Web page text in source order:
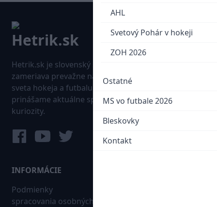
AHL
Svetový Pohár v hokeji
ZOH 2026
Ostatné
MS vo futbale 2026
Bleskovky
Kontakt
Hetrik.sk je slovenský športový portál, ktorý sa
zameriava prevažne na najnovšie informácie zo
sveta hokeja a futbalu. Pravidelne na dennej báze
prinášame aktuálne správy, góly, zaujímavosti a
kuriozity.
INFORMÁCIE
Podmienky
spracovania osobných